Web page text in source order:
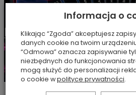
Informacja o
Klikając “Zgoda” akceptujesz
danych cookie na twoim
“Odmowa” oznacza zapisywanie
niezbędnych do funkcjonowania
mogą służyć do personalizacji
o cookie wpolityce prywatności.